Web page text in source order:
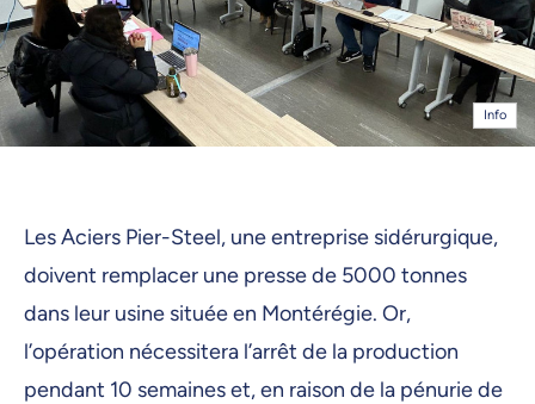
Info
Les Aciers Pier-Steel, une entreprise sidérurgique,
doivent remplacer une presse de 5000 tonnes
dans leur usine située en Montérégie. Or,
l’opération nécessitera l’arrêt de la production
pendant 10 semaines et, en raison de la pénurie de